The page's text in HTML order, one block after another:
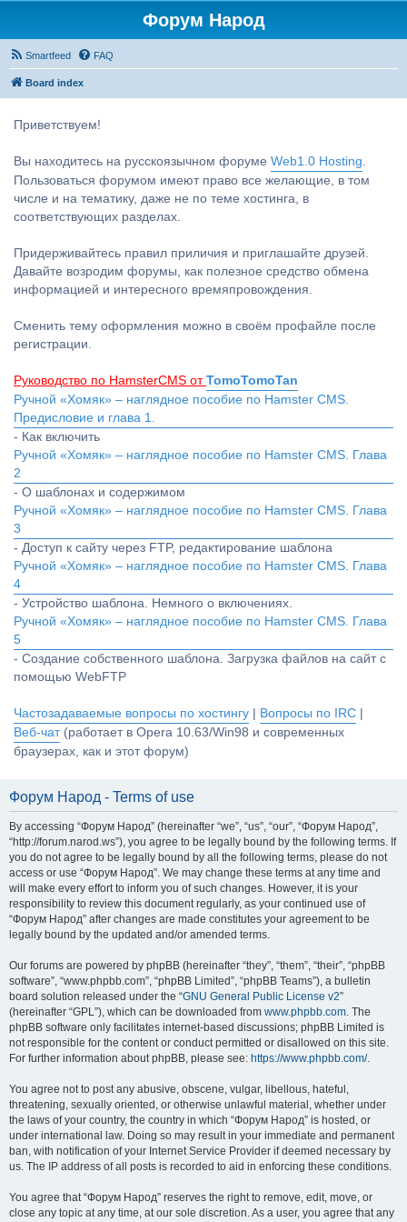
Форум Народ
Smartfeed FAQ
Board index
Приветствуем!
Вы находитесь на русскоязычном форуме Web1.0 Hosting.
Пользоваться форумом имеют право все желающие, в том
числе и на тематику, даже не по теме хостинга, в
соответствующих разделах.
Придерживайтесь правил приличия и приглашайте друзей.
Давайте возродим форумы, как полезное средство обмена
информацией и интересного времяпровождения.
Сменить тему оформления можно в своём профайле после
регистрации.
Руководство по HamsterCMS от TomoTomoTan
Ручной «Хомяк» – наглядное пособие по Hamster CMS.
Предисловие и глава 1.
- Как включить
Ручной «Хомяк» – наглядное пособие по Hamster CMS. Глава
2
- О шаблонах и содержимом
Ручной «Хомяк» – наглядное пособие по Hamster CMS. Глава
3
- Доступ к сайту через FTP, редактирование шаблона
Ручной «Хомяк» – наглядное пособие по Hamster CMS. Глава
4
- Устройство шаблона. Немного о включениях.
Ручной «Хомяк» – наглядное пособие по Hamster CMS. Глава
5
- Создание собственного шаблона. Загрузка файлов на сайт с
помощью WebFTP
Частозадаваемые вопросы по хостингу Вопросы по IRC
Веб-чат(работает в Opera 10.63/Win98 и современных
браузерах, как и этот форум)
Форум Народ - Terms of use
By accessing “Форум Народ” (hereinafter “we”, “us”, “our”, “Форум Народ”,
“http://forum.narod.ws”), you agree to be legally bound by the following terms. If
you do not agree to be legally bound by all the following terms, please do not
access or use “Форум Народ”. We may change these terms at any time and
will make every effort to inform you of such changes. However, it is your
responsibility to review this document regularly, as your continued use of
“Форум Народ” after changes are made constitutes your agreement to be
legally bound by the updated and/or amended terms.
Our forums are powered by phpBB (hereinafter “they”, “them”, “their”, “phpBB
software”, “www.phpbb.com”, “phpBB Limited”, “phpBB Teams”), a bulletin
board solution released under the “GNU General Public License v2”
(hereinafter “GPL”), which can be downloaded from www.phpbb.com. The
phpBB software only facilitates internet-based discussions; phpBB Limited is
not responsible for the content or conduct permitted or disallowed on this site.
For further information about phpBB, please see: https://www.phpbb.com/.
You agree not to post any abusive, obscene, vulgar, libellous, hateful,
threatening, sexually oriented, or otherwise unlawful material, whether under
the laws of your country, the country in which “Форум Народ” is hosted, or
under international law. Doing so may result in your immediate and permanent
ban, with notification of your Internet Service Provider if deemed necessary by
us. The IP address of all posts is recorded to aid in enforcing these conditions.
You agree that “Форум Народ” reserves the right to remove, edit, move, or
close any topic at any time, at our sole discretion. As a user, you agree that any